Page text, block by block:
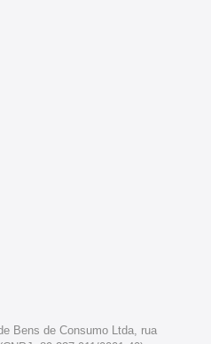
Bens de Consumo Ltda, rua